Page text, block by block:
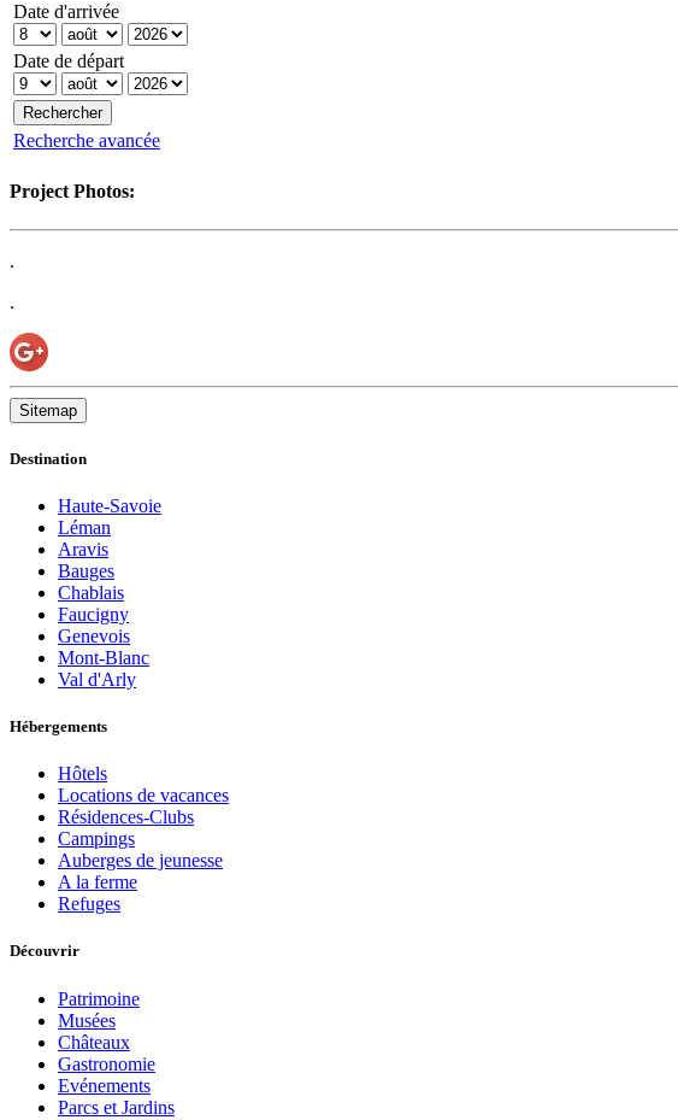
Date d'arrivée
Date de départ
Recherche avancée
Project Photos:
.
.
Sitemap
Destination
Haute-Savoie
Léman
Aravis
Bauges
Chablais
Faucigny
Genevois
Mont-Blanc
Val d'Arly
Hébergements
Hôtels
Locations de vacances
Résidences-Clubs
Campings
Auberges de jeunesse
A la ferme
Refuges
Découvrir
Patrimoine
Musées
Châteaux
Gastronomie
Evénements
Parcs et Jardins